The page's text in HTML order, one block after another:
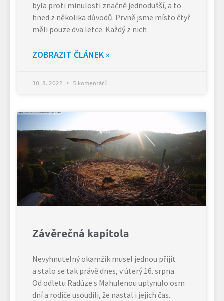
byla proti minulosti značně jednodušší, a to
hned z několika důvodů. Prvně jsme místo čtyř
měli pouze dva letce. Každý z nich
ZOBRAZIT ČLÁNEK »
30. 8. 2022 5 komentářů
Závěrečná kapitola
Nevyhnutelný okamžik musel jednou přijít
a stalo se tak právě dnes, v úterý 16. srpna.
Od odletu Radúze s Mahulenou uplynulo osm
dní a rodiče usoudili, že nastal i jejich čas.